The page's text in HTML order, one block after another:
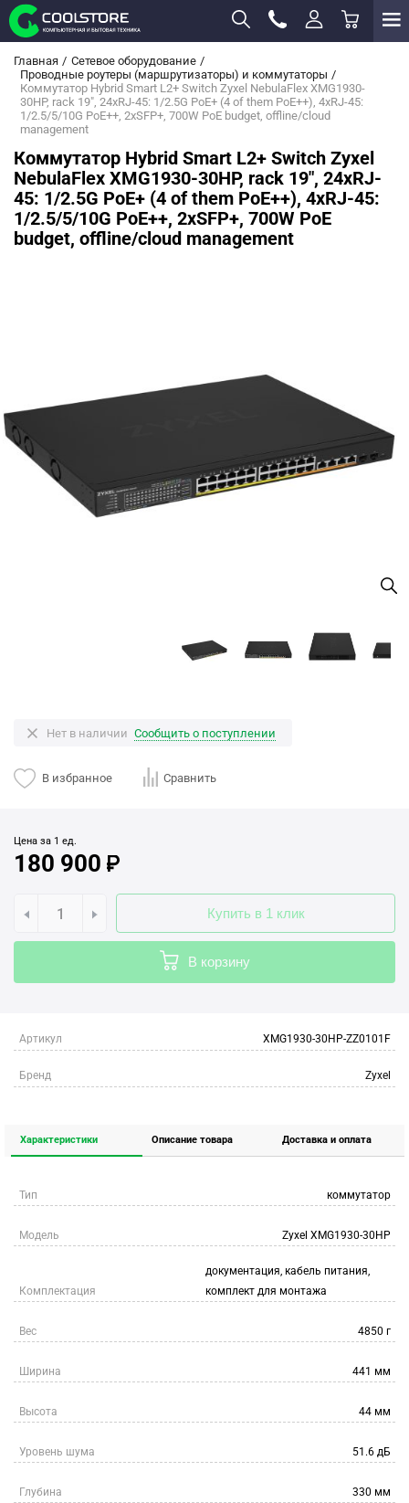
Главная
Сетевое оборудование
Проводные роутеры (маршрутизаторы) и коммутаторы
Коммутатор Hybrid Smart L2+ Switch Zyxel NebulaFlex XMG1930-
30HP, rack 19", 24xRJ-45: 1/2.5G PoE+ (4 of them PoE++), 4xRJ-45:
1/2.5/5/10G PoE++, 2xSFP+, 700W PoE budget, offline/cloud
management
Коммутатор Hybrid Smart L2+ Switch Zyxel
NebulaFlex XMG1930-30HP, rack 19", 24xRJ-
45: 1/2.5G PoE+ (4 of them PoE++), 4xRJ-45:
1/2.5/5/10G PoE++, 2xSFP+, 700W PoE
budget, offline/cloud management
Нет в наличии Сообщить о поступлении
В избранное Сравнить
Цена за 1 ед.
180 900
Купить в 1 клик
В корзину
Артикул XMG1930-30HP-ZZ0101F
Бренд Zyxel
Характеристики Описание товара Доставка и оплата
Тип коммутатор
Модель Zyxel XMG1930-30HP
Комплектация
документация, кабель питания,
комплект для монтажа
Вес 4850 г
Ширина 441 мм
Высота 44 мм
Уровень шума 51.6 дБ
Глубина 330 мм